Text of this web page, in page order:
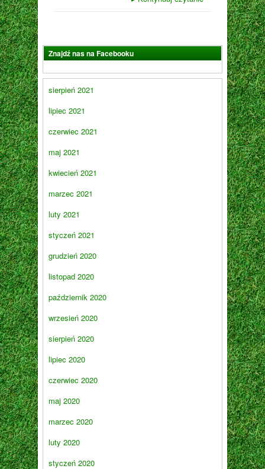
Znajdź nas na Facebooku
sierpień 2021
lipiec 2021
czerwiec 2021
maj 2021
kwiecień 2021
marzec 2021
luty 2021
styczeń 2021
grudzień 2020
listopad 2020
październik 2020
wrzesień 2020
sierpień 2020
lipiec 2020
czerwiec 2020
maj 2020
marzec 2020
luty 2020
styczeń 2020